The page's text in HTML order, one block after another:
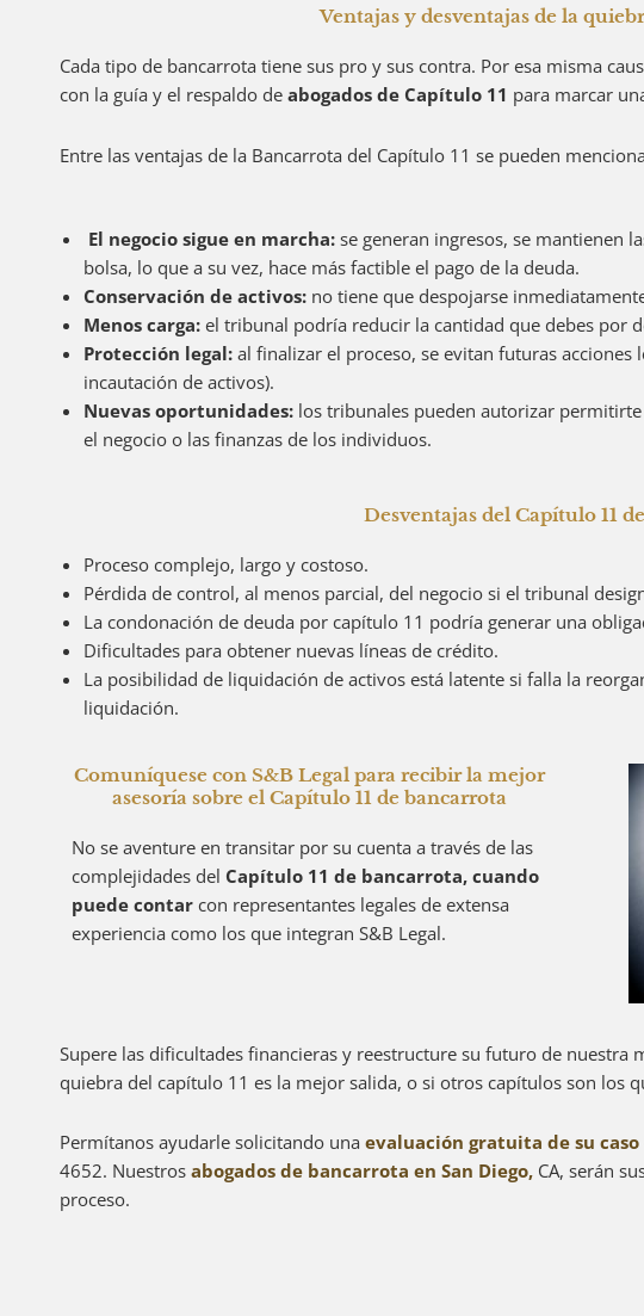
Ventajas y desventajas de la
Cada tipo de bancarrota tiene sus pro y sus contra. Por esa misma
con la guía y el respaldo de abogados de Capítulo 11 para marcar
Entre las ventajas de la Bancarrota del Capítulo 11 se pueden
El negocio sigue en marcha: se generan ingresos, se mantienen
bolsa, lo que a su vez, hace más factible el pago de la deuda.
Conservación de activos: no tiene que despojarse
Menos carga: el tribunal podría reducir la cantidad que debes por
Protección legal: al finalizar el proceso, se evitan futuras acciones
incautación de activos).
Nuevas oportunidades: los tribunales pueden autorizar permitirte
el negocio o las finanzas de los individuos.
Desventajas del Capítulo 11
Proceso complejo, largo y costoso.
Pérdida de control, al menos parcial, del negocio si el tribunal
La condonación de deuda por capítulo 11 podría generar una
Dificultades para obtener nuevas líneas de crédito.
La posibilidad de liquidación de activos está latente si falla la
liquidación.
Comuníquese con S&B Legal para recibir la mejor
asesoría sobre el Capítulo 11 de bancarrota
No se aventure en transitar por su cuenta a través de las
complejidades del Capítulo 11 de bancarrota, cuando
puede contar con representantes legales de extensa
experiencia como los que integran S&B Legal.
Supere las dificultades financieras y reestructure su futuro de nuestra
quiebra del capítulo 11 es la mejor salida, o si otros capítulos son los
Permítanos ayudarle solicitando una evaluación gratuita de su caso
4652. Nuestros abogados de bancarrota en San Diego, CA, serán
proceso.